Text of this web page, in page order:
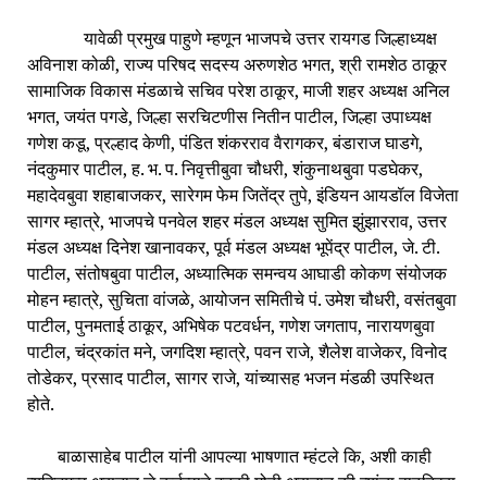
यावेळी प्रमुख पाहुणे म्हणून भाजपचे उत्तर रायगड जिल्हाध्यक्ष
अविनाश कोळी, राज्य परिषद सदस्य अरुणशेठ भगत, श्री रामशेठ ठाकूर
सामाजिक विकास मंडळाचे सचिव परेश ठाकूर, माजी शहर अध्यक्ष अनिल
भगत, जयंत पगडे, जिल्हा सरचिटणीस नितीन पाटील, जिल्हा उपाध्यक्ष
गणेश कडू, प्रल्हाद केणी, पंडित शंकरराव वैरागकर, बंडाराज घाडगे,
नंदकुमार पाटील, ह. भ. प. निवृत्तीबुवा चौधरी, शंकुनाथबुवा पडघेकर,
महादेवबुवा शहाबाजकर, सारेगम फेम जितेंद्र तुपे, इंडियन आयडॉल विजेता
सागर म्हात्रे, भाजपचे पनवेल शहर मंडल अध्यक्ष सुमित झुंझारराव, उत्तर
मंडल अध्यक्ष दिनेश खानावकर, पूर्व मंडल अध्यक्ष भूपेंद्र पाटील, जे. टी.
पाटील, संतोषबुवा पाटील, अध्यात्मिक समन्वय आघाडी कोकण संयोजक
मोहन म्हात्रे, सुचिता वांजळे, आयोजन समितीचे पं. उमेश चौधरी, वसंतबुवा
पाटील, पुनमताई ठाकूर, अभिषेक पटवर्धन, गणेश जगताप, नारायणबुवा
पाटील, चंद्रकांत मने, जगदिश म्हात्रे, पवन राजे, शैलेश वाजेकर, विनोद
तोडेकर, प्रसाद पाटील, सागर राजे, यांच्यासह भजन मंडळी उपस्थित
होते.
बाळासाहेब पाटील यांनी आपल्या भाषणात म्हंटले कि, अशी काही